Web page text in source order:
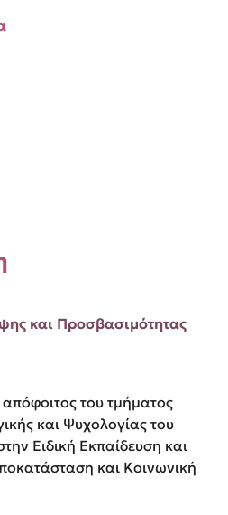
και Προσβασιμότητας
του τμήματος
και Ψυχολογίας του
Ειδική Εκπαίδευση και
και Κοινωνική